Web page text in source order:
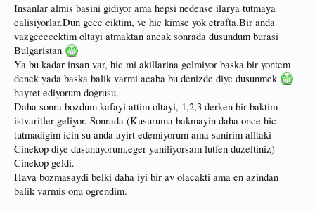
Insanlar almis basini gidiyor ama hepsi nedense ilarya tutmaya
calisiyorlar.Dun gece ciktim, ve hic kimse yok etrafta.Bir anda
vazgececektim oltayi atmaktan ancak sonrada dusundum burasi
Bulgaristan
Ya bu kadar insan var, hic mi akillarina gelmiyor baska bir yontem
denek yada baska balik varmi acaba bu denizde diye dusunmek
hayret ediyorum dogrusu.
Daha sonra bozdum kafayi attim oltayi, 1,2,3 derken bir baktim
istvaritler geliyor. Sonrada (Kusuruma bakmayin daha once hic
tutmadigim icin su anda ayirt edemiyorum ama sanirim alltaki
Cinekop diye dusunuyorum,eger yaniliyorsam lutfen duzeltiniz)
Cinekop geldi.
Hava bozmasaydi belki daha iyi bir av olacakti ama en azindan
balik varmis onu ogrendim.